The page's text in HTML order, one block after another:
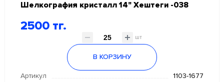
Шелкография кристалл 14" Хештеги -038
2500 тг.
шт
В КОРЗИНУ
Артикул 1103-1677